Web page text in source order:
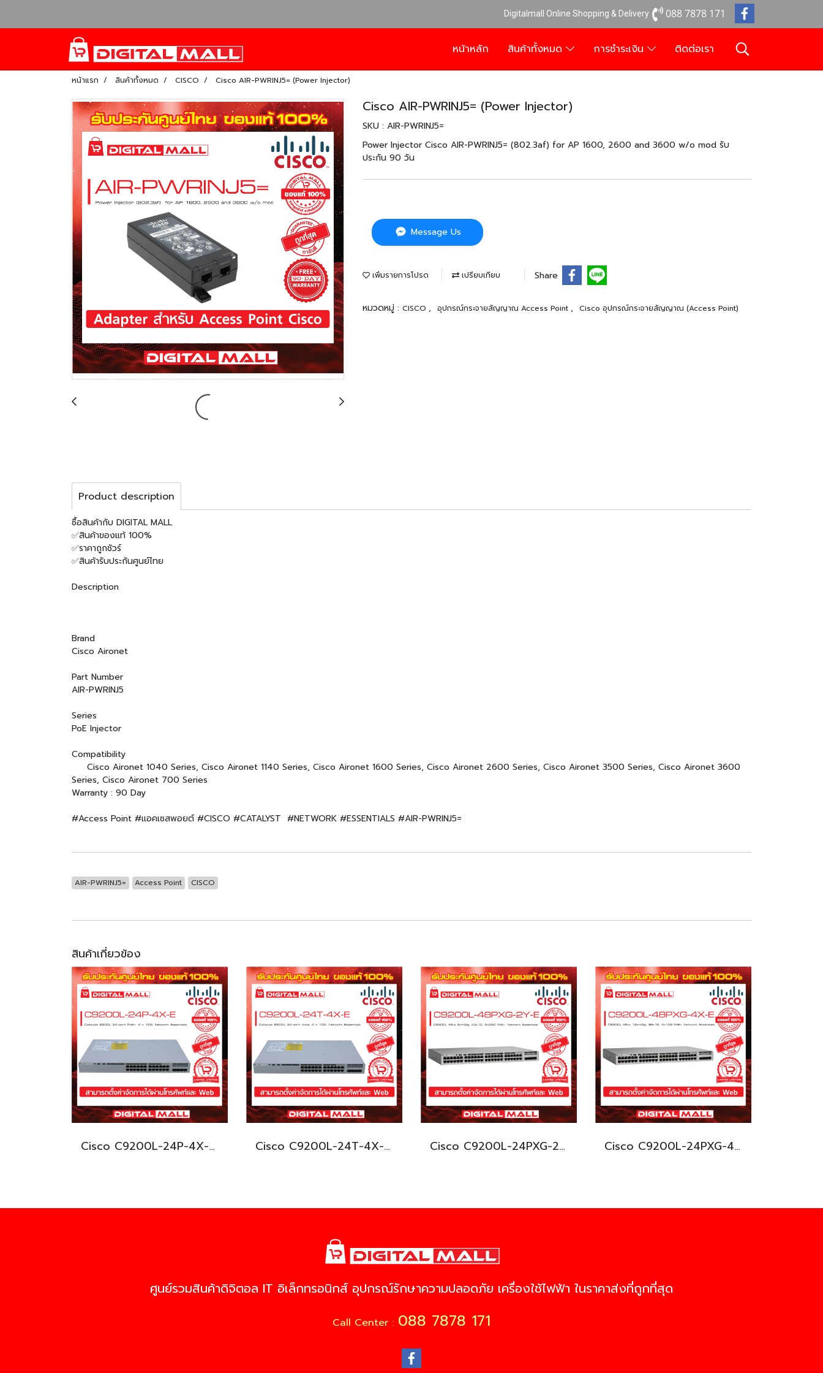
Digitalmall Online Shopping & Delivery 088 7878 171
หน้าหลัก สินค้าทั้งหมด การชำระเงิน ติดต่อเรา
หน้าแรก สินค้าทั้งหมด CISCO Cisco AIR-PWRINJ5= (Power Injector)
Cisco AIR-PWRINJ5= (Power Injector)
SKU : AIR-PWRINJ5=
Power Injector Cisco AIR-PWRINJ5= (802.3af) for AP 1600, 2600 and 3600 w/o mod รับ
ประกัน 90 วัน
Message Us
เพิ่มรายการโปรด เปรียบเทียบ Share
หมวดหมู่ : CISCO , อุปกรณ์กระจายสัญญาณ Access Point , Cisco อุปกรณ์กระจายสัญญาณ (Access Point)
Product description
ซื้อสินค้ากับ DIGITAL MALL
✅สินค้าของแท้ 100%
✅ราคาถูกชัวร์
✅สินค้ารับประกันศูนย์ไทย
Description
Brand
Cisco Aironet
Part Number
AIR-PWRINJ5
Series
PoE Injector
Compatibility
Cisco Aironet 1040 Series, Cisco Aironet 1140 Series, Cisco Aironet 1600 Series, Cisco Aironet 2600 Series, Cisco Aironet 3500 Series, Cisco Aironet 3600
Series, Cisco Aironet 700 Series
Warranty : 90 Day
#Access Point #แอคเซสพอยต์ #CISCO #CATALYST #NETWORK #ESSENTIALS #AIR-PWRINJ5=
AIR-PWRINJ5= Access Point CISCO
สินค้าเกี่ยวข้อง
Cisco C9200L-24P-4X-E อุปกรณ์ขยายสัญญาณ (Gigabit Switch Hub) Cisco C9200L-24T-4X-E อุปกรณ์ขยายสัญญาณ (Gigabit Switch Hub) Cisco C9200L-24PXG-2Y-E อุปกรณ์ขยายสัญญาณ (Gigabit Switch Hub) Cisco C9200L-24PXG-4X-E อุปกรณ์ขยายสัญญาณ (Gigabit Switch Hub)
ศูนย์รวมสินค้าดิจิตอล IT อิเล็กทรอนิกส์ อุปกรณ์รักษาความปลอดภัย เครื่องใช้ไฟฟ้า ในราคาส่งที่ถูกที่สุด
Call Center : 088 7878 171